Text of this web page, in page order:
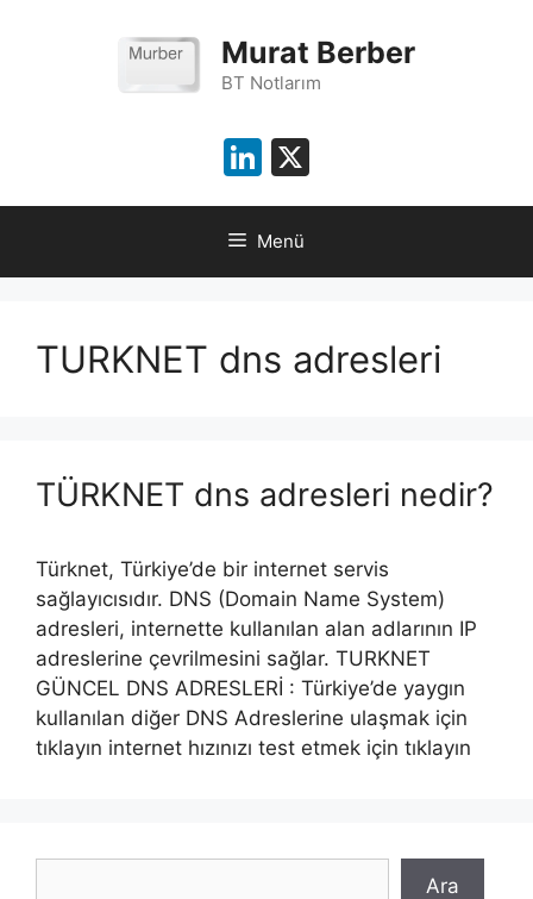
Murat Berber
BT Notlarım
LinkedIn
Menü
TURKNET dns adresleri
TÜRKNET dns adresleri nedir?
Türknet, Türkiye’de bir internet servis
sağlayıcısıdır. DNS (Domain Name System)
adresleri, internette kullanılan alan adlarının IP
adreslerine çevrilmesini sağlar. TURKNET
GÜNCEL DNS ADRESLERİ : Türkiye’de yaygın
kullanılan diğer DNS Adreslerine ulaşmak için
tıklayın internet hızınızı test etmek için tıklayın
Ara